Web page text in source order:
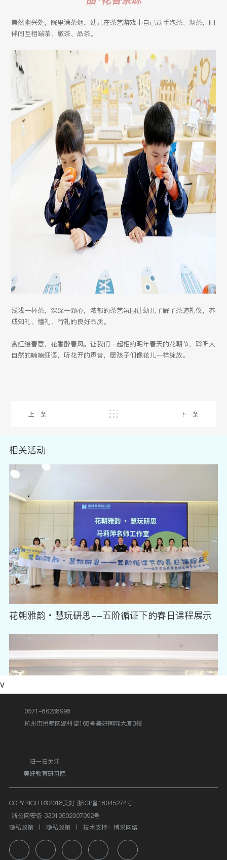
兼然幽兴处，院里满茶烟。幼儿在茶艺游戏中自己动手泡茶、沏茶，同
伴间互相端茶、敬茶、品茶。
浅浅一杯茶，深深一颗心，浓郁的茶艺氛围让幼儿了解了茶道礼仪，养
成知礼、懂礼、行礼的良好品质。
赏红绘春意，花香醉春风。让我们一起相约明年春天的花朝节，聆听大
自然的喃喃细语，听花开的声音，愿孩子们像花儿一样绽放。
上一条 下一条
相关活动
花朝雅韵・慧玩研思--五阶循证下的春日课程展示
程
v
0571-86238998
杭州市拱墅区湖州街168号美好国际大厦3楼
扫一扫关注
美好教育研习院
COPYRIGHT@2018美好 浙ICP备18045274号
浙公网安备 33010502007092号
隐私政策
隐私政策 技术支持：博采网络